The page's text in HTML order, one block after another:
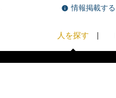
人を探す
情報掲載する